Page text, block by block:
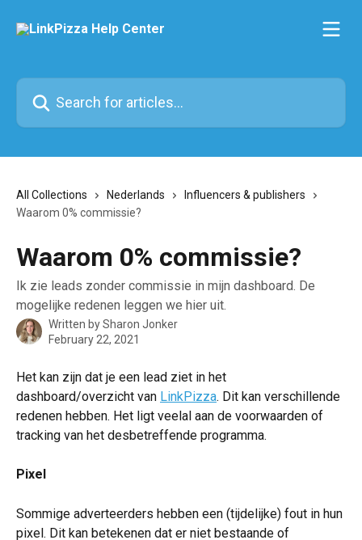
Search for articles...
All Collections Nederlands
Influencers & publishers
Waarom 0% commissie?
Waarom 0% commissie?
Ik zie leads zonder commissie in mijn dashboard. De
mogelijke redenen leggen we hier uit.
Written bySharon Jonker
February 22, 2021
Het kan zijn dat je een lead ziet in het
dashboard/overzicht van LinkPizza. Dit kan verschillende
redenen hebben. Het ligt veelal aan de voorwaarden of
tracking van het desbetreffende programma.
Pixel
Sommige adverteerders hebben een (tijdelijke) fout in hun
pixel. Dit kan betekenen dat er niet bestaande of